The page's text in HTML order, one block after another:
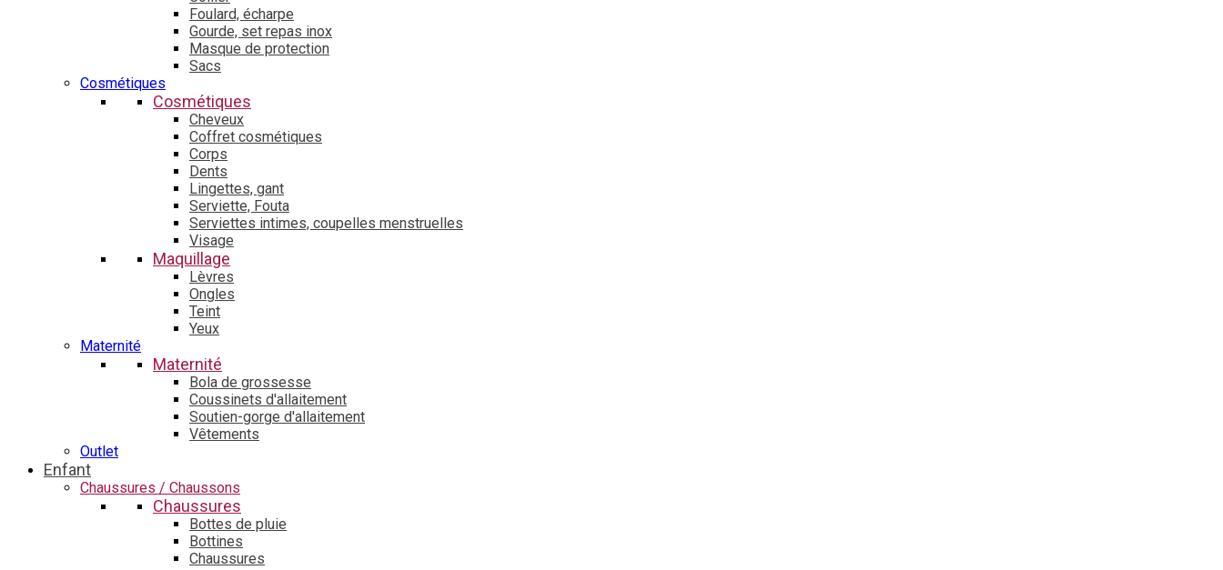
Foulard, écharpe
Gourde, set repas inox
Masque de protection
Sacs
Cosmétiques
Cosmétiques
Cheveux
Coffret cosmétiques
Corps
Dents
Lingettes, gant
Serviette, Fouta
Serviettes intimes, coupelles menstruelles
Visage
Maquillage
Lèvres
Ongles
Teint
Yeux
Maternité
Maternité
Bola de grossesse
Coussinets d'allaitement
Soutien-gorge d'allaitement
Vêtements
Outlet
Enfant
Chaussures / Chaussons
Chaussures
Bottes de pluie
Bottines
Chaussures